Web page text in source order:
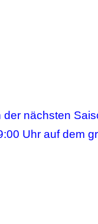
nächsten
Uhr auf dem